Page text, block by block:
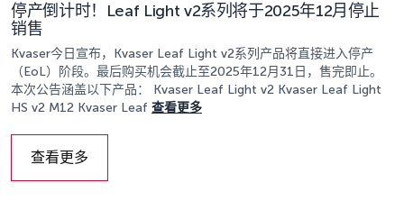
停产倒计时！Leaf Light v2系列将于2025年12月停止
销售
Kvaser今日宣布，Kvaser Leaf Light v2系列产品将直接进入停产
（EoL）阶段。最后购买机会截止至2025年12月31日，售完即止。
本次公告涵盖以下产品： Kvaser Leaf Light v2 Kvaser Leaf Light
HS v2 M12 Kvaser Leaf 查看更多
查看更多